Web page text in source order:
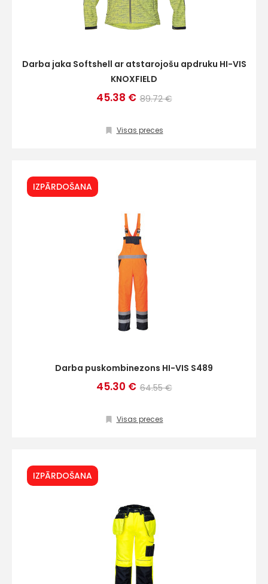
Darba jaka Softshell ar atstarojošu apdruku HI-VIS
KNOXFIELD
45.38 € 89.72 €
Visas preces
IZPĀRDOŠANA
Darba puskombinezons HI-VIS S489
45.30 € 64.55 €
Visas preces
IZPĀRDOŠANA